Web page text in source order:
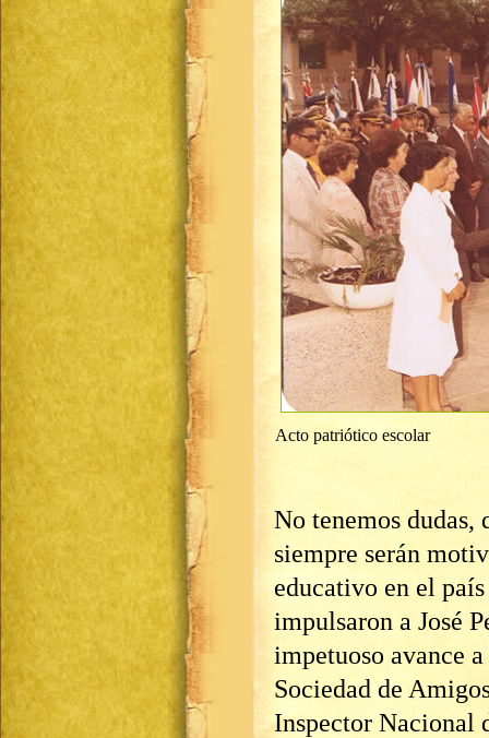
Acto patriótico escolar
No tenemos dudas,
siempre serán
educativo en el
impulsaron a José
impetuoso avance
Sociedad de
Inspector Nacional